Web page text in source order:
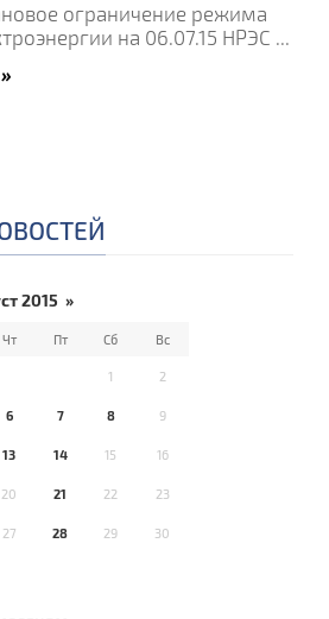
ограничение режима
на 06.07.15 НРЭС ...
2015 »
Чт Пт Сб Вс
1 2
6 7 8 9
13 14 15 16
20 21 22 23
27 28 29 30